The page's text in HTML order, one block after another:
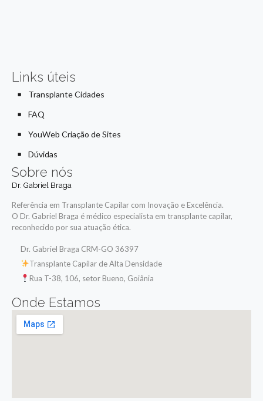
Links úteis
Transplante Cidades
FAQ
YouWeb Criação de Sites
Dúvidas
Sobre nós
Dr. Gabriel Braga
Referência em Transplante Capilar com Inovação e Excelência.
O Dr. Gabriel Braga é médico especialista em transplante capilar,
reconhecido por sua atuação ética.
Dr. Gabriel Braga CRM-GO 36397
Transplante Capilar de Alta Densidade
Rua T-38, 106, setor Bueno, Goiânia
Onde Estamos